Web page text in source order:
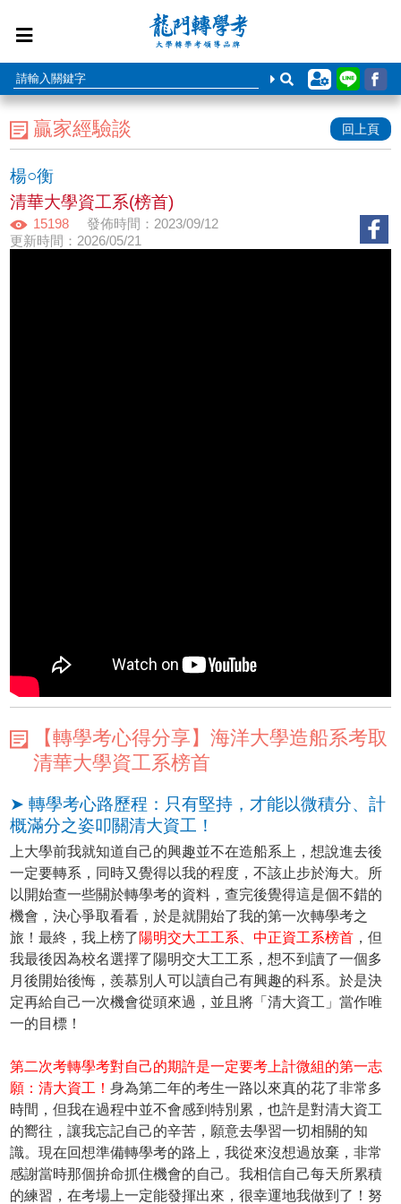
贏家經驗談 回上頁
楊○衡
清華大學資工系(榜首)
15198
發佈時間：2023/09/12
更新時間：2026/05/21
【轉學考心得分享】海洋大學造船系考取
清華大學資工系榜首
➤ 轉學考心路歷程：只有堅持，才能以微積分、計
概滿分之姿叩關清大資工！
上大學前我就知道自己的興趣並不在造船系上，想說進去後
一定要轉系，同時又覺得以我的程度，不該止步於海大。所
以開始查一些關於轉學考的資料，查完後覺得這是個不錯的
機會，決心爭取看看，於是就開始了我的第一次轉學考之
旅！最終，我上榜了 陽明交大工工系、中正資工系榜首 ，但
我最後因為校名選擇了陽明交大工工系，想不到讀了一個多
月後開始後悔，羨慕別人可以讀自己有興趣的科系。於是決
定再給自己一次機會從頭來過，並且將「清大資工」當作唯
一的目標！
第二次考轉學考對自己的期許是一定要考上計微組的第一志
願：清大資工！身為第二年的考生一路以來真的花了非常多
時間，但我在過程中並不會感到特別累，也許是對清大資工
的嚮往，讓我忘記自己的辛苦，願意去學習一切相關的知
識。現在回想準備轉學考的路上，我從來沒想過放棄，非常
感謝當時那個拚命抓住機會的自己。我相信自己每天所累積
的練習，在考場上一定能發揮出來，很幸運地我做到了！努